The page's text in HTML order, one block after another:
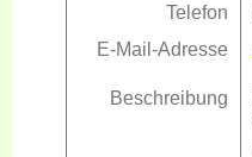
Telefon
E-Mail-Adresse
Beschreibung